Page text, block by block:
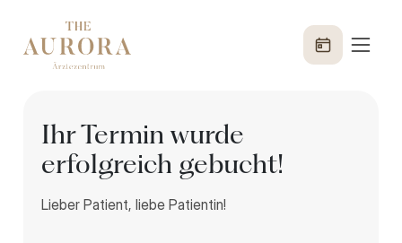
Ihr Termin wurde
erfolgreich gebucht!
Lieber Patient, liebe Patientin!